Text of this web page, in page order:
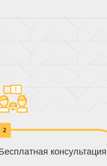
2
консультация